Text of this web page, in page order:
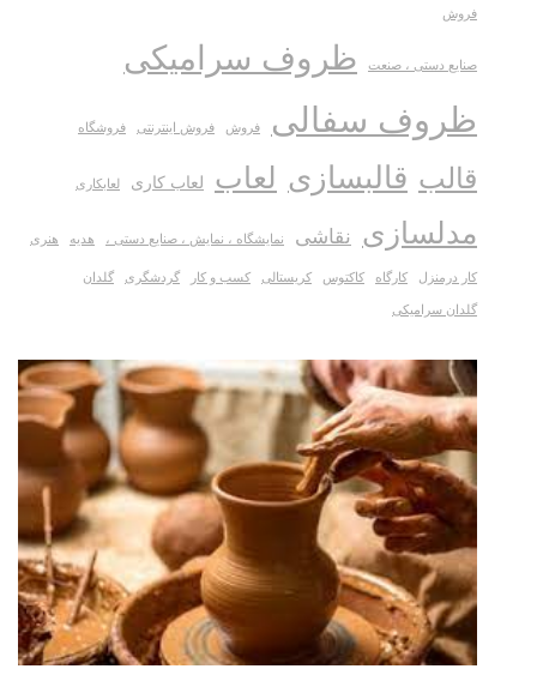
فروش
صنایع دستی ، صنعت ظروف سرامیکی
ظروف سفالی فروش فروش اینترنتی فروشگاه
قالب قالبسازی لعاب لعاب کاری لعابکاری
مدلسازی نقاشی نمایشگاه ، نمایش ، صنایع دستی ، هدیه هنری
کار درمنزل کارگاه کاکتوس کریستالی کسب و کار گردشگری
گلدان
گلدان سرامیکی